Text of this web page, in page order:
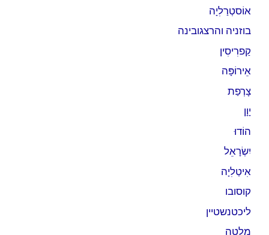
אוֹסטְרַלִיָה
בוזניה והרצגובינה
קַפרִיסִין
אֵירוֹפָּה
צָרְפַת
יָוָן
הוֹדוּ
יִשְׂרָאֵל
אִיטַלִיָה
קוסובו
ליכטנשטיין
מלטה